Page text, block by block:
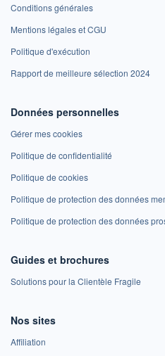
Conditions générales
Mentions légales et CGU
Politique d'exécution
Rapport de meilleure sélection 2024
Données personnelles
Gérer mes cookies
Politique de confidentialité
Politique de cookies
Politique de protection des données
Politique de protection des données
Guides et brochures
Solutions pour la Clientèle Fragile
Nos sites
Affiliation